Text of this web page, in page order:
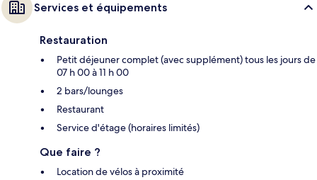
Services et équipements
Restauration
Petit déjeuner complet (avec supplément) tous les jours de
07 h 00 à 11 h 00
2 bars/lounges
Restaurant
Service d'étage (horaires limités)
Que faire ?
Location de vélos à proximité